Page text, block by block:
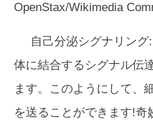
OpenStax/Wikimedia
自己分泌シグナリング:
体に結合するシグナル伝
ます。このようにして、
を送ることができます!